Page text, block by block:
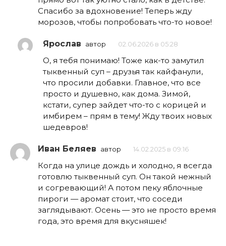
Спасибо за вдохновение! Теперь жду
морозов, чтобы попробовать что-то новое!
Ярослав автор 02.06.2026 в 05:28
О, я тебя понимаю! Тоже как-то замутил
тыквенный суп – друзья так кайфанули,
что просили добавки. Главное, что все
просто и душевно, как дома. Зимой,
кстати, супер зайдет что-то с корицей и
имбирем – прям в тему! Жду твоих новых
шедевров!
Иван Беляев автор 14.02.2025 в 09:16
Когда на улице дождь и холодно, я всегда
готовлю тыквенный суп. Он такой нежный
и согревающий! А потом пеку яблочные
пироги — аромат стоит, что соседи
заглядывают. Осень — это не просто время
года, это время для вкусняшек!